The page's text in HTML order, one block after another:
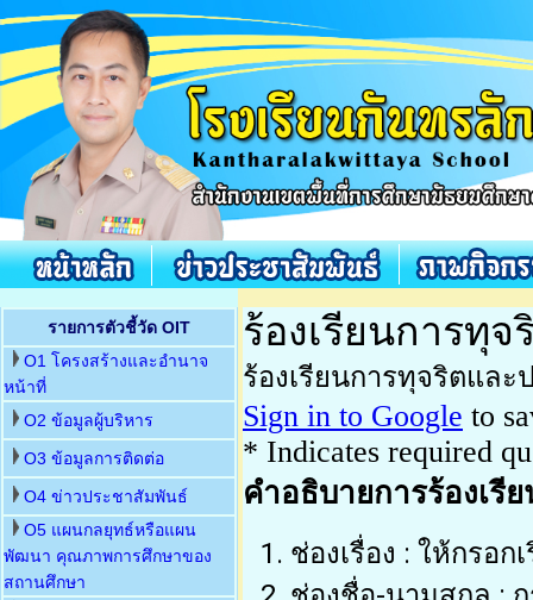
รายการตัวชี้วัด OIT
O1 โครงสร้างและอำนาจ
หน้าที่
O2 ข้อมูลผู้บริหาร
O3 ข้อมูลการติดต่อ
O4 ข่าวประชาสัมพันธ์
O5 แผนกลยุทธ์หรือแผน
พัฒนา คุณภาพการศึกษาของ
สถานศึกษา